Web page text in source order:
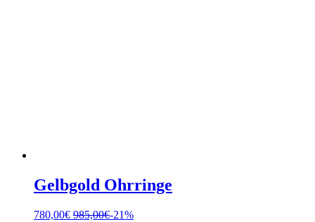
Gelbgold Ohrringe
780,00€ 985,00€-21%